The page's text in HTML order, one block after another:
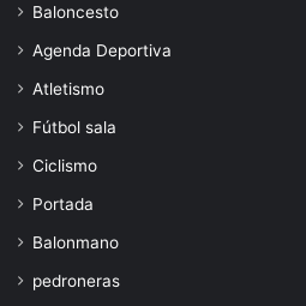
Baloncesto
Agenda Deportiva
Atletismo
Fútbol sala
Ciclismo
Portada
Balonmano
pedroneras